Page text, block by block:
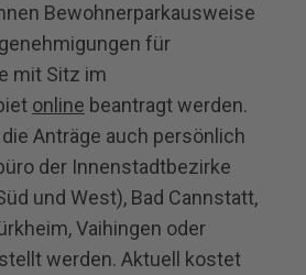
Bewohnerparkausweise
für
mit Sitz im
online beantragt werden.
Anträge auch persönlich
der Innenstadtbezirke
und West), Bad Cannstatt,
Vaihingen oder
werden. Aktuell kostet